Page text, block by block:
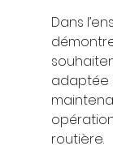
Dans
adaptée
routière.